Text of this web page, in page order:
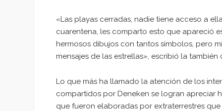
«Las playas cerradas, nadie tiene acceso a
cuarentena, les comparto esto que apareció
hermosos dibujos con tantos símbolos, pero
mensajes de las estrellas», escribió la también
Lo que más ha llamado la atención de los
compartidos por Deneken se logran apreciar
que fueron elaboradas por extraterrestres